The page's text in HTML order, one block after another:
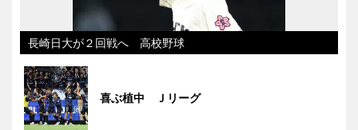
長崎日大が２回戦へ 高校野球
喜ぶ植中 Ｊリーグ